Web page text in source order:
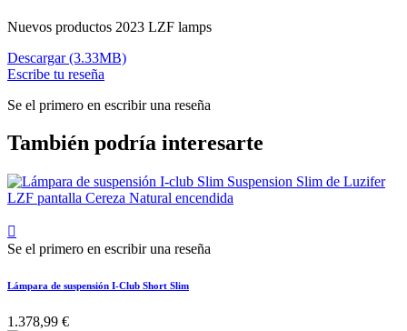
Nuevos productos 2023 LZF lamps
Descargar (3.33MB)
Escribe tu reseña
Se el primero en escribir una reseña
También podría interesarte

Se el primero en escribir una reseña
Lámpara de suspensión I-Club Short Slim
1.378,99 €